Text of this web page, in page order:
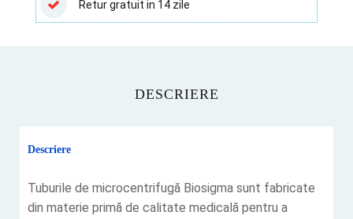
pana
Retur gratuit in 14 zile
DESCRIERE
Descriere
Tuburile de microcentrifugă Biosigma sunt fabricate
din materie primă de calitate medicală pentru a